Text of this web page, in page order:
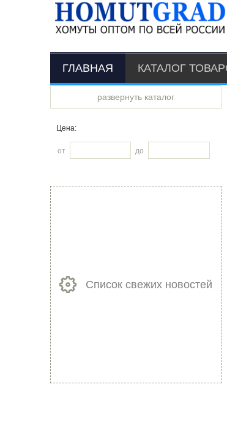
ГЛАВНАЯ КАТАЛОГ
развернуть каталог
Цена:
от до
Список свежих новостей